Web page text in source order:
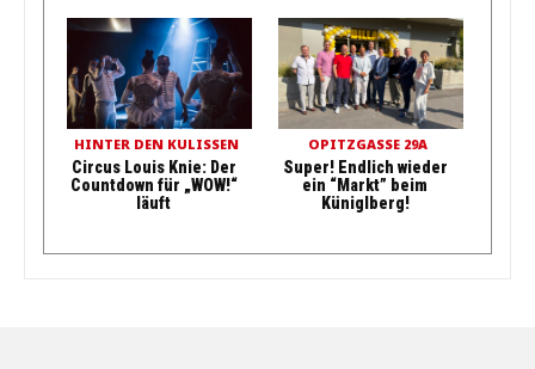
HINTER DEN KULISSEN
Circus Louis Knie: Der
Countdown für „WOW!“
läuft
OPITZGASSE 29A
Super! Endlich wieder
ein “Markt” beim
Küniglberg!